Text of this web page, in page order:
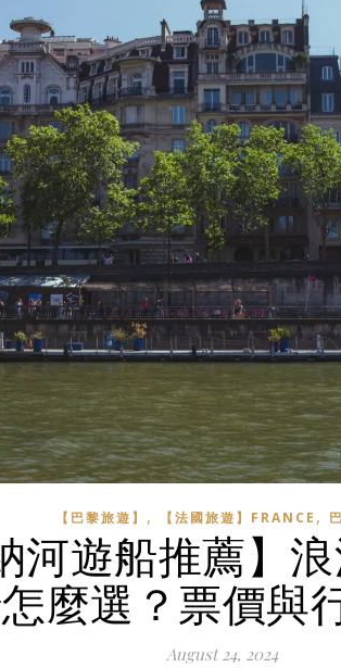
【巴黎旅遊】 , 【法國旅遊】FRANCE ,
河遊船推薦】
麼選？票價與
August 24, 2024